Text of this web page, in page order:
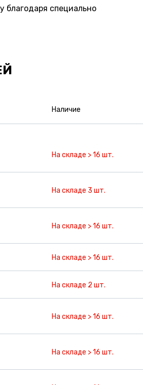
благодаря специально
Наличие
На складе > 16 шт.
На складе 3 шт.
На складе > 16 шт.
На складе > 16 шт.
На складе 2 шт.
На складе > 16 шт.
На складе > 16 шт.